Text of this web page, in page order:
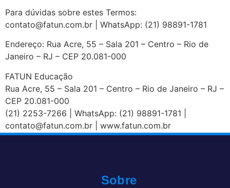
Para dúvidas sobre estes Termos:
contato@fatun.com.br | WhatsApp: (21) 98891-1781
Endereço: Rua Acre, 55 – Sala 201 – Centro – Rio de
Janeiro – RJ – CEP 20.081-000
FATUN Educação
Rua Acre, 55 – Sala 201 – Centro – Rio de Janeiro – RJ –
CEP 20.081-000
(21) 2253-7266 | WhatsApp: (21) 98891-1781 |
contato@fatun.com.br | www.fatun.com.br
Sobre